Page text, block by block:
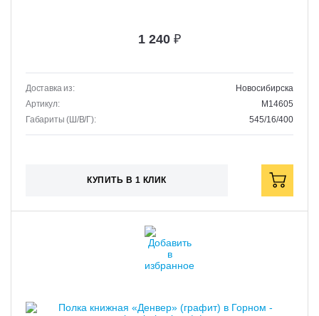
1 240 ₽
Доставка из:
Новосибирска
Артикул:
M14605
Габариты (Ш/В/Г):
545/16/400
КУПИТЬ В 1 КЛИК